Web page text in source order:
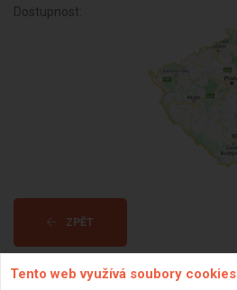
Dostupnost:
ZPĚT
Tento web využívá soubory cookies